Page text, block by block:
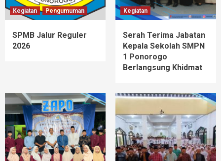
Kegiatan Pengumuman
SPMB Jalur Reguler
2026
Kegiatan
Serah Terima Jabatan
Kepala Sekolah SMPN
1 Ponorogo
Berlangsung Khidmat